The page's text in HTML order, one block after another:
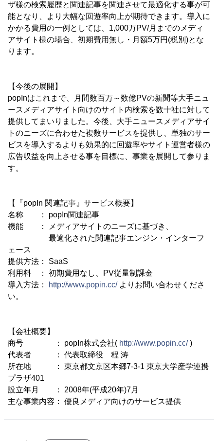
ザ様の検索履歴と関連記事を関連させて最適化する事が可
能となり、より大幅な回遊率向上が期待できます。導入に
かかる費用の一例としては、1,000万PV/月までのメディ
アサイト様の場合、初期費用無し・月額5万円(税別)とな
ります。
【今後の展開】
popInはこれまで、月間数百万～数億PVの新聞等大手ニュ
ースメディアサイト向けのサイト内検索を数十社に対して
提供してまいりました。今後、大手ニュースメディアサイ
トのニーズに合わせた複数サービスを提供し、単独のサー
ビスを導入するよりも効果的に回遊率やサイト運営者様の
広告収益を向上させる事を目標に、事業を展開して参りま
す。
【『popIn 関連記事』サービス概要】
名称 ： popIn関連記事
機能 ： メディアサイトのニーズに基づき、
最適化された関連記事エンジン・インターフ
ェース
提供方法： SaaS
利用料 ： 初期費用なし、PV従量制課金
導入方法：
http://www.popin.cc/よりお問い合わせくださ
い。
【会社概要】
商号 ： popIn株式会社( http://www.popin.cc/)
代表者 ： 代表取締役 程 涛
所在地 ： 東京都文京区本郷7-3-1 東京大学産学連携
プラザ401
設立年月 ： 2008年(平成20年)7月
主な事業内容： 優良メディア向けのサービス提供